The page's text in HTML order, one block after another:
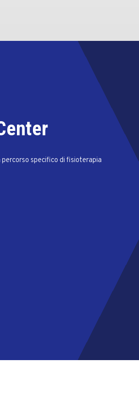
specifico di fisioterapia